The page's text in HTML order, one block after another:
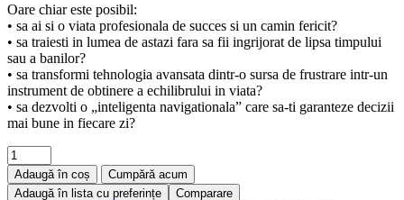
Oare chiar este posibil:
• sa ai si o viata profesionala de succes si un camin fericit?
• sa traiesti in lumea de astazi fara sa fii ingrijorat de lipsa timpului
sau a banilor?
• sa transformi tehnologia avansata dintr-o sursa de frustrare intr-un
instrument de obtinere a echilibrului in viata?
• sa dezvolti o „inteligenta navigationala” care sa-ti garanteze decizii
mai bune in fiecare zi?
Adaugă în coș
Cumpără acum
Adaugă în lista cu preferințe
Comparare